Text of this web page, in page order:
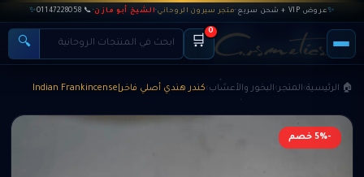
✨ عروض VIP + شحن سريع ·متجر سيرون الروحاني·الشيخ أبو مازن·
📞 01147228058
✨
🔍 🛒
0
🏠 الرئيسية المتجر البخور والأعشاب كندر هندي أصلي فاخر|Indian Frankincense
-5% خصم